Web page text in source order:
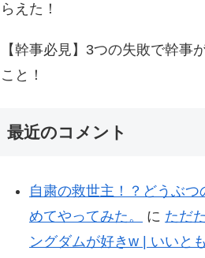
らえた！
【幹事必見】3つの失敗で幹事
こと！
最近のコメント
自粛の救世主！？どうぶつ
めてやってみた。
に ただ
ングダムが好きw | いいと